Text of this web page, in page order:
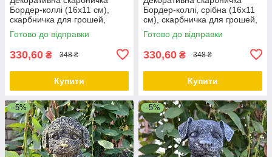
Бордер-коллі (16х11 см),
скарбничка для грошей,
скарбничка у вигляді собачки
Готово до відправки
330,60 ₴ 348 ₴
Купити
Бордер-коллі, срібна (16х11
см), скарбничка для грошей,
скарбничка у вигляді собачки
Готово до відправки
330,60 ₴ 348 ₴
Купити
–5% –5%